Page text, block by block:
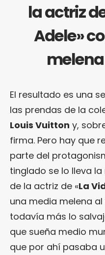
la actriz
Adele»
El resultado es una
las prendas de la
Louis Vuitton y,
firma. Pero hay que
parte del
tinglado se lo lleva
de la actriz de «La
una media melena
todavía más lo
que sueña medio
que por ahí pasaba